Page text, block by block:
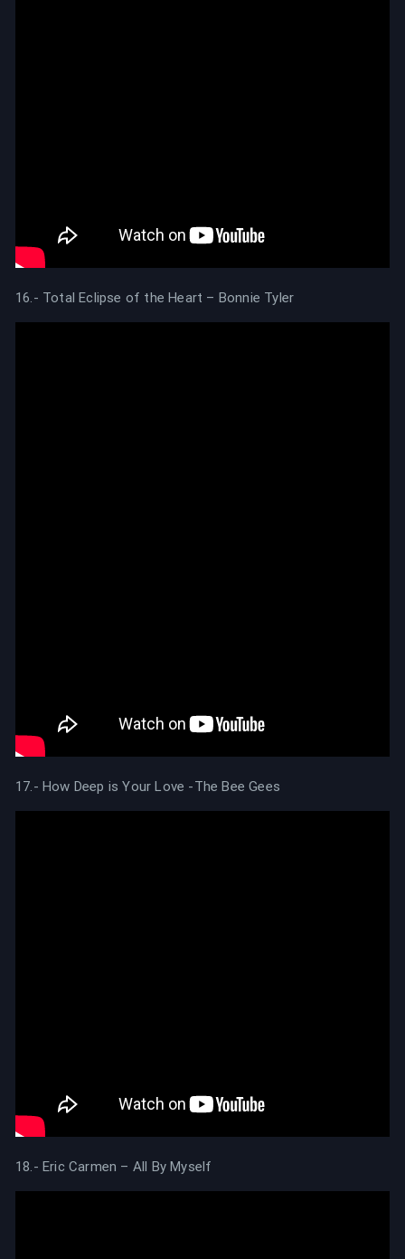
16.- Total Eclipse of the Heart – Bonnie Tyler
17.- How Deep is Your Love -The Bee Gees
18.- Eric Carmen – All By Myself